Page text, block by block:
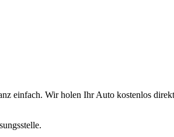
einfach. Wir holen Ihr Auto kostenlos